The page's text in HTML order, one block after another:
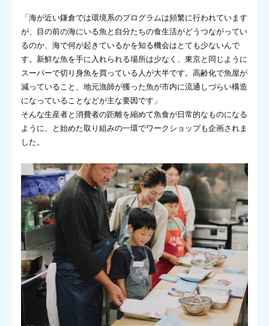
「海が近い鎌倉では環境系のプログラムは頻繁に行われています
が、目の前の海にいる魚と自分たちの食生活がどうつながってい
るのか、海で何が起きているかを知る機会はとても少ないんで
す。新鮮な魚を手に入れられる場所は少なく、東京と同じように
スーパーで切り身魚を買っている人が大半です。高齢化で魚屋が
減っていること、地元漁師が獲った魚が市内に流通しづらい構造
になっていることなどが主な要因です」
そんな生産者と消費者の距離を縮めて魚食が日常的なものになる
ように、と始めた取り組みの一環でワークショップも企画されま
した。